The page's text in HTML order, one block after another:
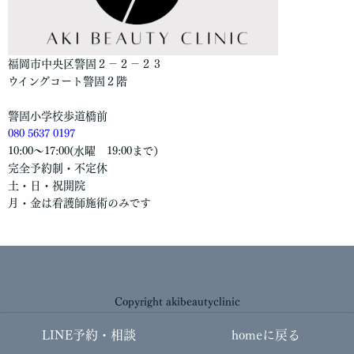
LINE予約・相談 homeに戻る
福岡市中央区警固２−２−２３
ウイングコート警固２階
警固小学校歩道橋前
080 5637 0197
10:00〜17:00(水曜 19:00まで）
完全予約制・不定休
土・日・祝開院
月・金は看護師施術のみです
Copyright akibeautyclinic